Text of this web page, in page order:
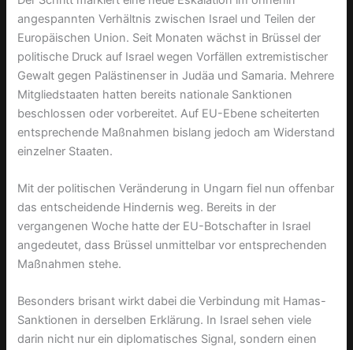
angespannten Verhältnis zwischen Israel und Teilen der
Europäischen Union. Seit Monaten wächst in Brüssel der
politische Druck auf Israel wegen Vorfällen extremistischer
Gewalt gegen Palästinenser in Judäa und Samaria. Mehrere
Mitgliedstaaten hatten bereits nationale Sanktionen
beschlossen oder vorbereitet. Auf EU-Ebene scheiterten
entsprechende Maßnahmen bislang jedoch am Widerstand
einzelner Staaten.
Mit der politischen Veränderung in Ungarn fiel nun offenbar
das entscheidende Hindernis weg. Bereits in der
vergangenen Woche hatte der EU-Botschafter in Israel
angedeutet, dass Brüssel unmittelbar vor entsprechenden
Maßnahmen stehe.
Besonders brisant wirkt dabei die Verbindung mit Hamas-
Sanktionen in derselben Erklärung. In Israel sehen viele
darin nicht nur ein diplomatisches Signal, sondern einen